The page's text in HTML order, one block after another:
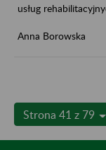
usług
Anna Borowska
Strona 41 z 79